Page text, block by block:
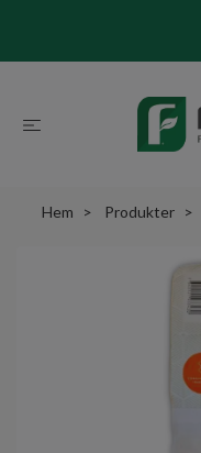
Hem Produkter